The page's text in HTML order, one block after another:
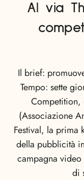
Al via
Il brief:
Tempo: sette
Competition,
(Associazione
Festival, la prima
della pubblicità
campagna
di